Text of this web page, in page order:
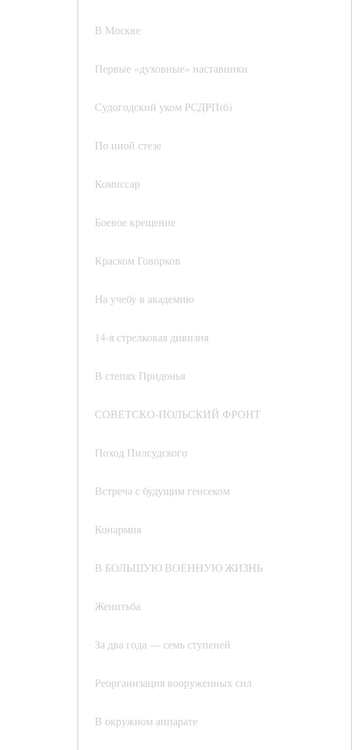
В Москве
Первые «духовные» наставники
Судогодский уком РСДРП(б)
По иной стезе
Комиссар
Боевое крещение
Краском Говорков
На учебу в академию
14-я стрелковая дивизия
В степях Придонья
СОВЕТСКО-ПОЛЬСКИЙ ФРОНТ
Поход Пилсудского
Встреча с будущим генсеком
Конармия
В БОЛЬШУЮ ВОЕННУЮ ЖИЗНЬ
Женитьба
За два года — семь ступеней
Реорганизация вооруженных сил
В окружном аппарате